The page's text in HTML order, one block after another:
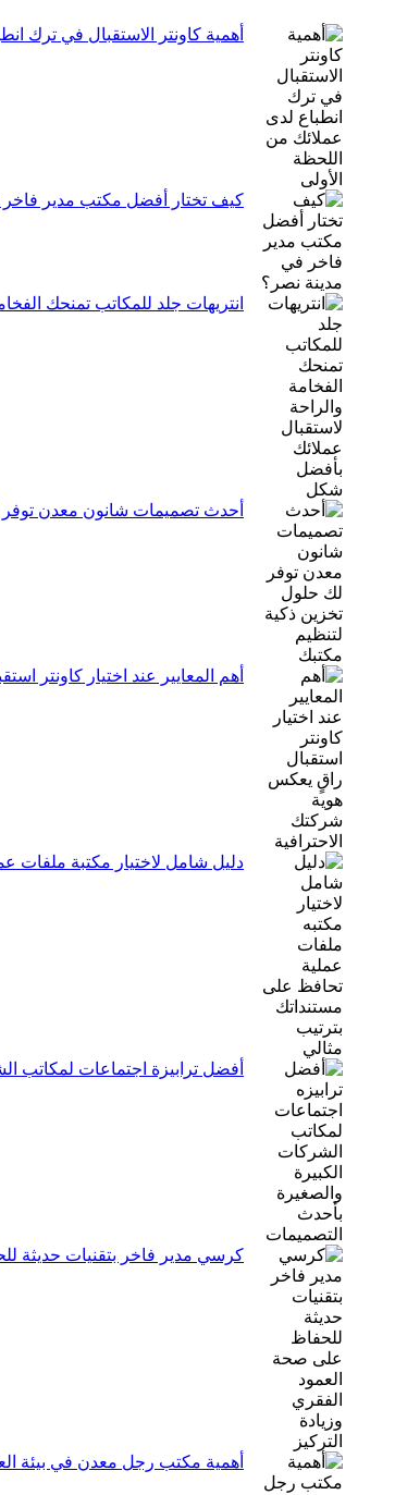
أهمية كاونتر الاستقبال في ترك
كيف تختار أفضل مكتب مدير
انتريهات جلد للمكاتب تمنحك
أحدث تصميمات شانون معدن توفر
أهم المعايير عند اختيار كاونتر
دليل شامل لاختيار مكتبة ملفات
أفضل ترابيزة اجتماعات لمكاتب
كرسي مدير فاخر بتقنيات حديثة
أهمية مكتب رجل معدن في بيئة